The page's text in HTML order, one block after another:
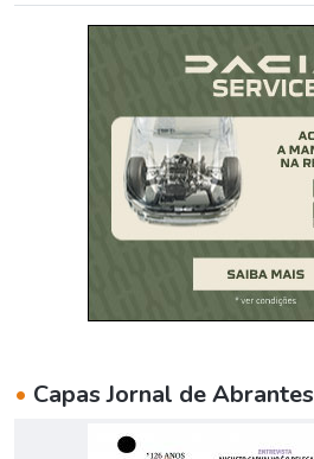
• Capas Jornal de Abrantes